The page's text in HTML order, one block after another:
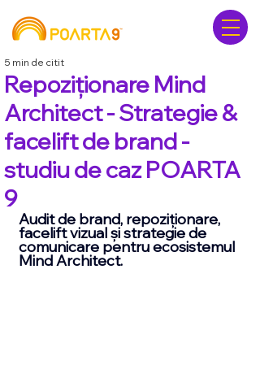
Repoziționare Mind
Architect - Strategie &
facelift de brand -
studiu de caz POARTA
9
5 min de citit
Audit de brand, repoziționare,
facelift vizual și strategie de
comunicare pentru ecosistemul
Mind Architect.